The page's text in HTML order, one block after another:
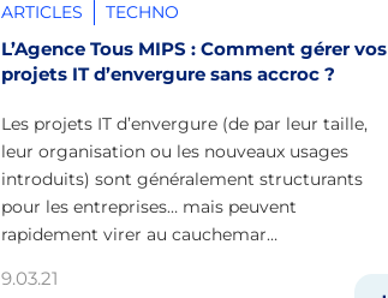
ARTICLES TECHNO
L’Agence Tous MIPS : Comment gérer vos
projets IT d’envergure sans accroc ?
Les projets IT d’envergure (de par leur taille,
leur organisation ou les nouveaux usages
introduits) sont généralement structurants
pour les entreprises… mais peuvent
rapidement virer au cauchemar…
9.03.21